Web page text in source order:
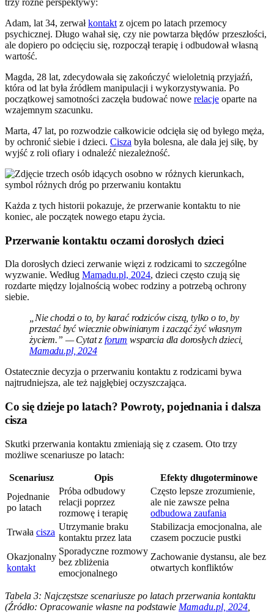
trzy różne perspektywy:
Adam, lat 34, zerwałkontakt z ojcem po latach przemocy
psychicznej. Długo wahał się, czy nie powtarza błędów przeszłości,
ale dopiero po odcięciu się, rozpoczął terapię i odbudował własną
wartość.
Magda, 28 lat, zdecydowała się zakończyć wieloletnią przyjaźń,
która od lat była źródłem manipulacji i wykorzystywania. Po
początkowej samotności zaczęła budować nowe relacje oparte na
wzajemnym szacunku.
Marta, 47 lat, po rozwodzie całkowicie odcięła się od byłego męża,
by ochronić siebie i dzieci. Cisza była bolesna, ale dała jej siłę, by
wyjść z roli ofiary i odnaleźć niezależność.
Każda z tych historii pokazuje, że przerwanie kontaktu to nie
koniec, ale początek nowego etapu życia.
Przerwanie kontaktu oczami dorosłych dzieci
Dla dorosłych dzieci zerwanie więzi z rodzicami to szczególne
wyzwanie. Według Mamadu.pl, 2024, dzieci często czują się
rozdarte między lojalnością wobec rodziny a potrzebą ochrony
siebie.
„Nie chodzi o to, by karać rodziców ciszą, tylko o to, by
przestać być wiecznie obwinianym i zacząć żyć własnym
życiem.” — Cytat z forum wsparcia dla dorosłych dzieci,
Mamadu.pl, 2024
Ostatecznie decyzja o przerwaniu kontaktu z rodzicami bywa
najtrudniejsza, ale też najgłębiej oczyszczająca.
Co się dzieje po latach? Powroty, pojednania i dalsza
cisza
Skutki przerwania kontaktu zmieniają się z czasem. Oto trzy
możliwe scenariusze po latach:
Scenariusz Opis
Efekty długoterminowe
Pojednanie
po latach
Próba odbudowy
relacji poprzez
rozmowę i terapię
Często lepsze zrozumienie,
ale nie zawsze pełna
odbudowa zaufania
Trwała cisza
Utrzymanie braku
kontaktu przez lata
Stabilizacja emocjonalna, ale
czasem poczucie pustki
Okazjonalny
kontakt
Sporadyczne rozmowy
bez zbliżenia
emocjonalnego
Zachowanie dystansu, ale bez
otwartych konfliktów
Tabela 3: Najczęstsze scenariusze po latach przerwania kontaktu
(Źródło: Opracowanie własne na podstawie Mamadu.pl, 2024